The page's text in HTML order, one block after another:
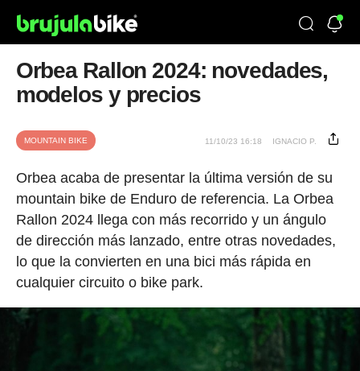
Orbea Rallon 2024: novedades,
modelos y precios
MOUNTAIN BIKE 11/10/23 16:18 IGNACIO P.
Orbea acaba de presentar la última versión de su
mountain bike de Enduro de referencia. La Orbea
Rallon 2024 llega con más recorrido y un ángulo
de dirección más lanzado, entre otras novedades,
lo que la convierten en una bici más rápida en
cualquier circuito o bike park.